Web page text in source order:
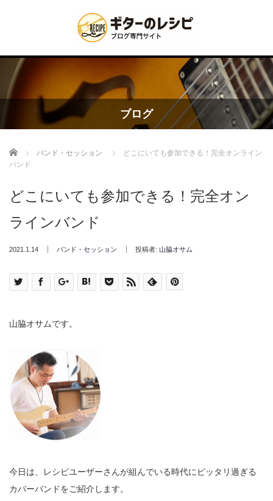
ブログ
Home バンド・セッション
どこにいても参加できる！完全オンライン
バンド
どこにいても参加できる！完全オン
ラインバンド
2021.1.14 バンド・セッション 投稿者: 山脇オサム
山脇オサムです。
今日は、レシピユーザーさんが組んでいる時代にピッタリ過ぎる
カバーバンドをご紹介します。